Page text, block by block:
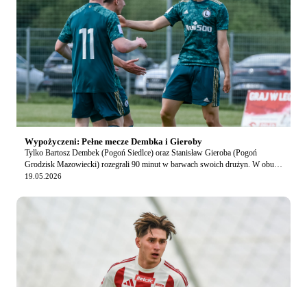
Wypożyczeni: Pełne mecze Dembka i Gieroby
Tylko Bartosz Dembek (Pogoń Siedlce) oraz Stanisław Gieroba (Pogoń
Grodzisk Mazowiecki) rozegrali 90 minut w barwach swoich drużyn. W obu
przypadkach nie było mowy o radości z w…
19.05.2026